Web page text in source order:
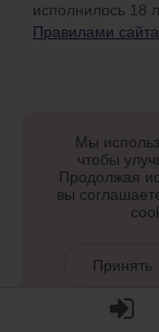
исполнилось 18
Правилами сайта
Мы
чтобы
Продолжая
вы
Принять